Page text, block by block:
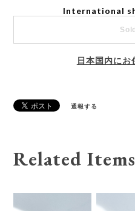
International
日本国内にお
通報する
Related Items